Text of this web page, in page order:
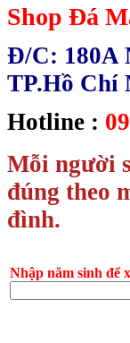
Shop Đá
Đ/C: 180A
TP.Hồ Chí
Hotline :
Mỗi người
đúng theo
đình.
Nhập năm sinh để